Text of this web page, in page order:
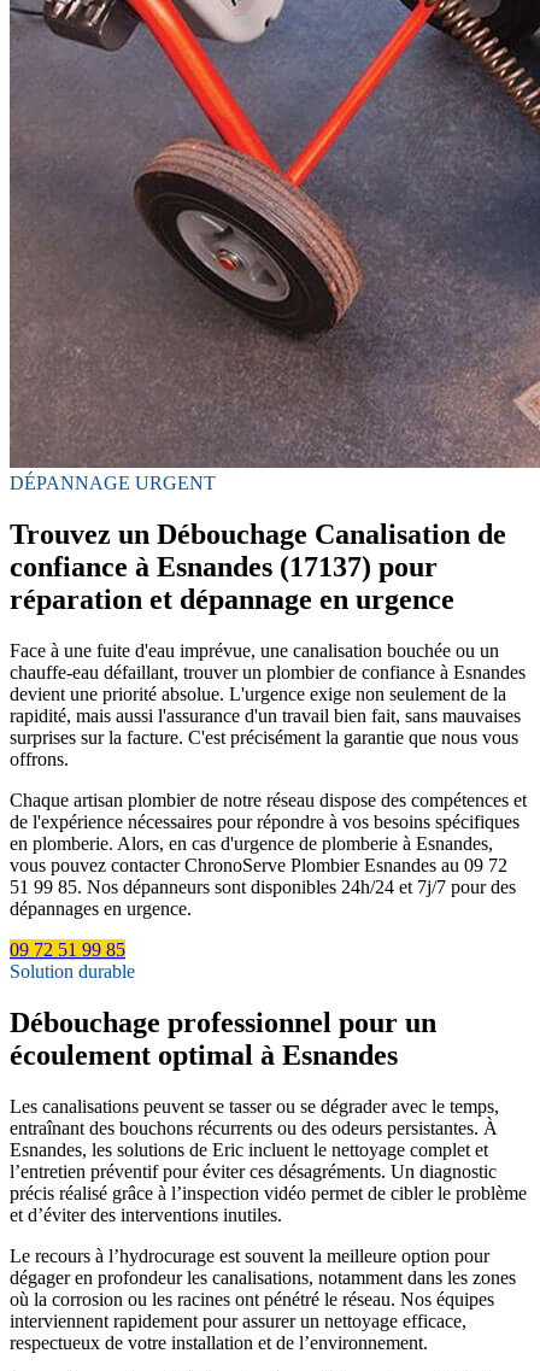
DÉPANNAGE URGENT
Trouvez un Débouchage Canalisation de
confiance à Esnandes (17137) pour
réparation et dépannage en urgence
Face à une fuite d'eau imprévue, une canalisation bouchée ou un
chauffe-eau défaillant, trouver un plombier de confiance à Esnandes
devient une priorité absolue. L'urgence exige non seulement de la
rapidité, mais aussi l'assurance d'un travail bien fait, sans mauvaises
surprises sur la facture. C'est précisément la garantie que nous vous
offrons.
Chaque artisan plombier de notre réseau dispose des compétences et
de l'expérience nécessaires pour répondre à vos besoins spécifiques
en plomberie. Alors, en cas d'urgence de plomberie à Esnandes,
vous pouvez contacter ChronoServe Plombier Esnandes au 09 72
51 99 85. Nos dépanneurs sont disponibles 24h/24 et 7j/7 pour des
dépannages en urgence.
09 72 51 99 85
Solution durable
Débouchage professionnel pour un
écoulement optimal à Esnandes
Les canalisations peuvent se tasser ou se dégrader avec le temps,
entraînant des bouchons récurrents ou des odeurs persistantes. À
Esnandes, les solutions de Eric incluent le nettoyage complet et
l’entretien préventif pour éviter ces désagréments. Un diagnostic
précis réalisé grâce à l’inspection vidéo permet de cibler le problème
et d’éviter des interventions inutiles.
Le recours à l’hydrocurage est souvent la meilleure option pour
dégager en profondeur les canalisations, notamment dans les zones
où la corrosion ou les racines ont pénétré le réseau. Nos équipes
interviennent rapidement pour assurer un nettoyage efficace,
respectueux de votre installation et de l’environnement.